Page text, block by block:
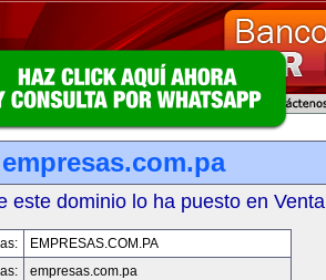
empresas.com.pa
este dominio lo ha puesto en Venta
EMPRESAS.COM.PA
empresas.com.pa